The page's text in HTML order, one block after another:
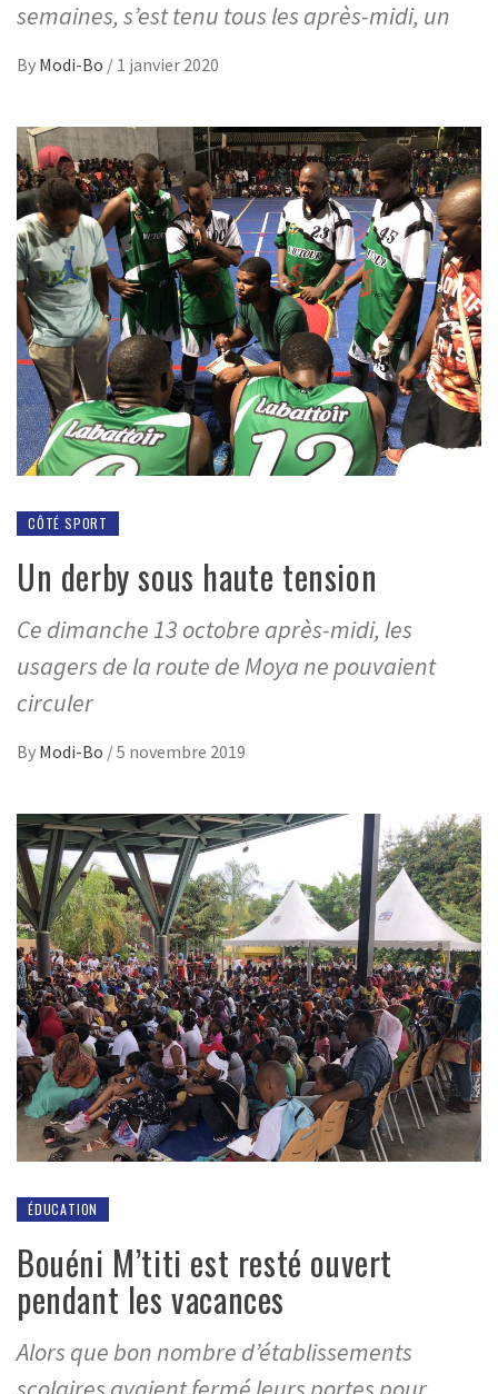
semaines, s’est tenu tous les après-midi, un
By Modi-Bo / 1 janvier 2020
CÔTÉ SPORT
Un derby sous haute tension
Ce dimanche 13 octobre après-midi, les
usagers de la route de Moya ne pouvaient
circuler
By Modi-Bo /5 novembre 2019
ÉDUCATION
Bouéni M’titi est resté ouvert
pendant les vacances
Alors que bon nombre d’établissements